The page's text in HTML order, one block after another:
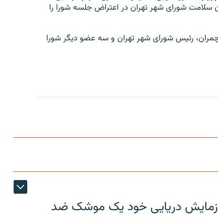
شورای شهر تهران در اعتراض جلسه شورا را
رئیس شورای شهر تهران و سه عضو دیگر شورا
رزمایش دریایی خود یک موشک ضد